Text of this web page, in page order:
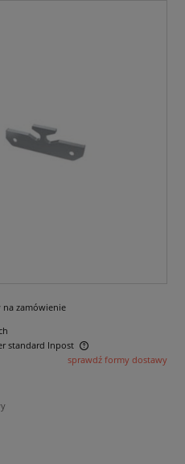
zamówienie
standard Inpost
kosztów płatnościsprawdź formy dostawy